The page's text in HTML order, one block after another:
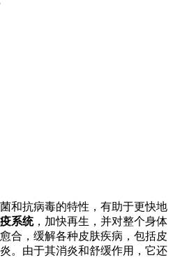
和抗病毒的特性，有助于更快地
系统，加快再生，并对整个身体
合，缓解各种皮肤疾病，包括皮
。由于其消炎和舒缓作用，它还